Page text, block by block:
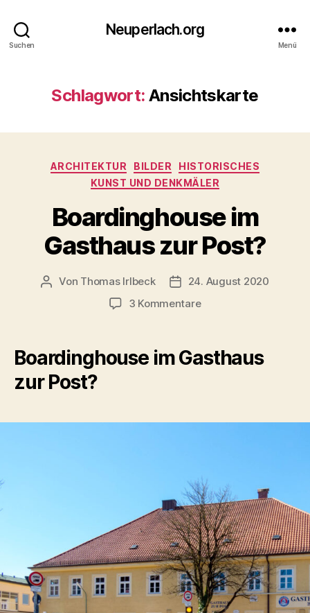
Suchen
Neuperlach.org
Menü
Schlagwort: Ansichtskarte
Kategorien
ARCHITEKTUR BILDER
HISTORISCHES
KUNST UND DENKMÄLER
Boardinghouse im
Gasthaus zur Post?
Beitragsautor
Von Thomas Irlbeck Veröffentlichungsdatum
24. August 2020
3 Kommentarezu
Gasthaus
zur
Boardinghouse im Gasthaus
zur Post?